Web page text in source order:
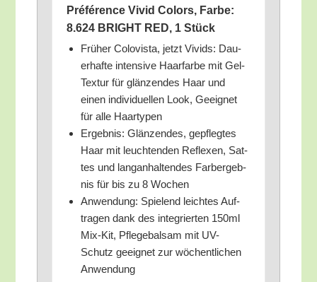
Pré­fé­rence Vivid Colors, Far­be:
8.624 BRIGHT RED, 1 Stück
Frü­her Colo­vis­ta, jetzt Vivids: Dau­
er­haf­te inten­si­ve Haar­far­be mit Gel-
Tex­tur für glän­zen­des Haar und
einen indi­vi­du­el­len Look, Geeig­net
für alle Haartypen
Ergeb­nis: Glän­zen­des, gepfleg­tes
Haar mit leuch­ten­den Refle­xen, Sat­
tes und lang­an­hal­ten­des Farb­er­geb­
nis für bis zu 8 Wochen
Anwen­dung: Spie­lend leich­tes Auf­
tra­gen dank des inte­grier­ten 150ml
Mix-Kit, Pfle­ge­bal­sam mit UV-
Schutz geeig­net zur wöchent­li­chen
Anwendung